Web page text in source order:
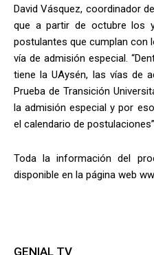
David Vásquez, coordinador
que a partir de octubre los
postulantes que cumplan con
vía de admisión especial.
tiene la UAysén, las vías de
Prueba de Transición
la admisión especial y por
el calendario de
Toda la información del
disponible en la página web
GENIAL TV